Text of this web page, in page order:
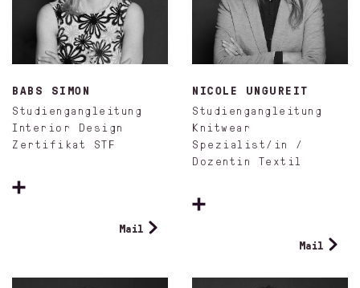
BABS SIMON
Studiengangleitung
Interior Design
Zertifikat STF
Mail
NICOLE UNGUREIT
Studiengangleitung
Knitwear
Spezialist/in /
Dozentin Textil
Mail